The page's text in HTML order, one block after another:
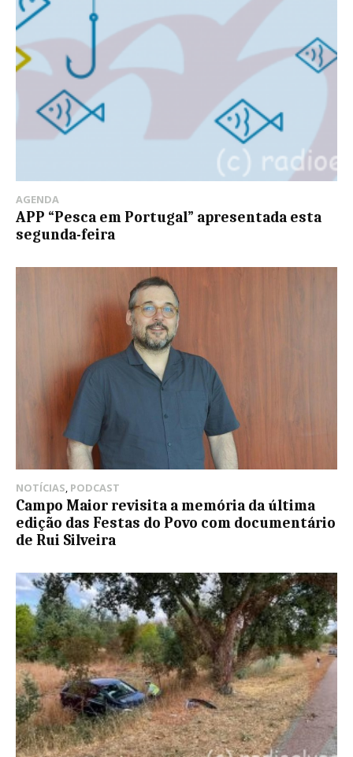
AGENDA
APP “Pesca em Portugal” apresentada esta
segunda-feira
NOTÍCIAS, PODCAST
Campo Maior revisita a memória da última
edição das Festas do Povo com documentário
de Rui Silveira